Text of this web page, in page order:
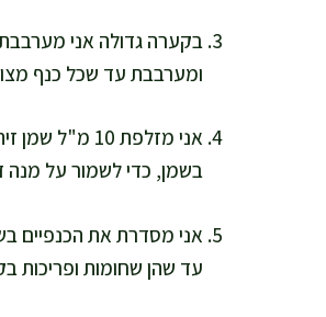
בקערה גדולה אני
ומערבבת עד שכל כנף
אני מזלפת
בשמן, כדי לשמור על מנה
עד שהן שחומות ופריכות